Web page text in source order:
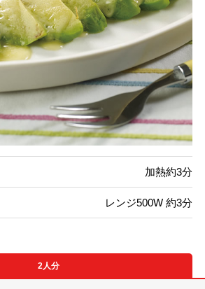
加熱約3分
レンジ500W 約3分
2人分